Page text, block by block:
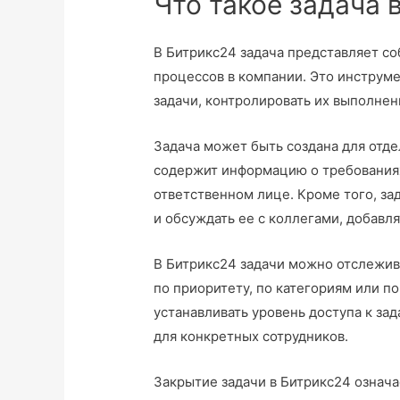
В Битрикс24 задача представляет
процессов в компании. Это
задачи, контролировать их
Задача может быть создана для
содержит информацию о
ответственном лице. Кроме того,
и обсуждать ее с коллегами,
В Битрикс24 задачи можно
по приоритету, по категориям или
устанавливать уровень доступа к
для конкретных сотрудников.
Закрытие задачи в Битрикс24